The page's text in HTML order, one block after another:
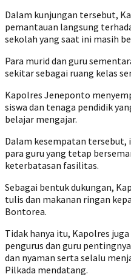
Dalam kunjungan tersebut,
pemantauan langsung
sekolah yang saat ini masih
Para murid dan guru
sekitar sebagai ruang kelas
Kapolres Jeneponto
siswa dan tenaga pendidik
belajar mengajar.
Dalam kesempatan tersebut,
para guru yang tetap
keterbatasan fasilitas.
Sebagai bentuk dukungan,
tulis dan makanan ringan
Bontorea.
Tidak hanya itu, Kapolres
pengurus dan guru
dan nyaman serta selalu
Pilkada mendatang.